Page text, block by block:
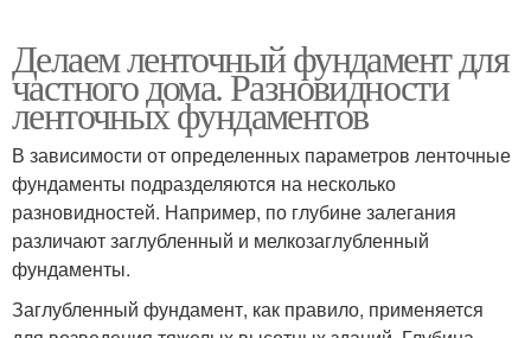
Делаем ленточный фундамент для
частного дома. Разновидности
ленточных фундаментов
В зависимости от определенных параметров ленточные
фундаменты подразделяются на несколько
разновидностей. Например, по глубине залегания
различают заглубленный и мелкозаглубленный
фундаменты.
Заглубленный фундамент, как правило, применяется